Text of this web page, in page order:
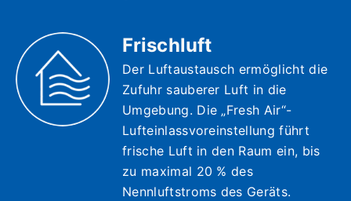
Frischluft
Der Luftaustausch ermöglicht die
Zufuhr sauberer Luft in die
Umgebung. Die „Fresh Air“-
Lufteinlassvoreinstellung führt
frische Luft in den Raum ein, bis
zu maximal 20 % des
Nennluftstroms des Geräts.